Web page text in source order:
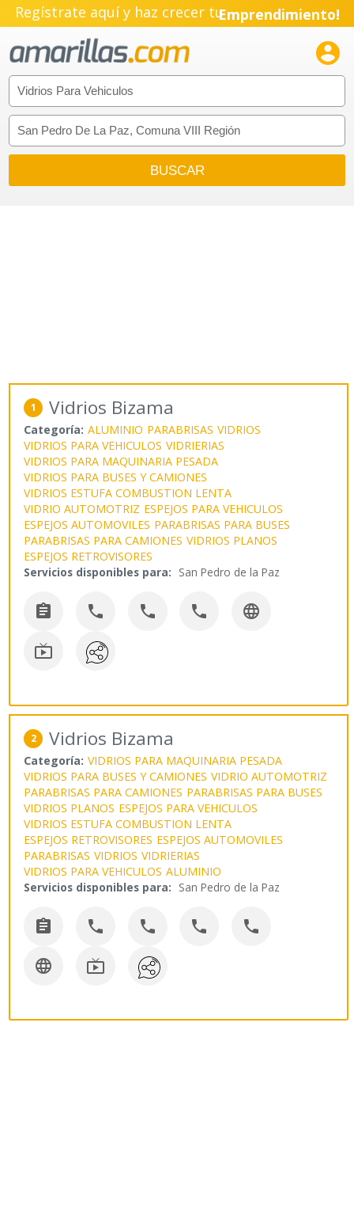
Regístrate aquí y haz crecer tuEmprendimiento!

1 Vidrios Bizama
Categoría: ALUMINIO PARABRISAS VIDRIOS
VIDRIOS PARA VEHICULOS VIDRIERIAS
VIDRIOS PARA MAQUINARIA PESADA
VIDRIOS PARA BUSES Y CAMIONES
VIDRIOS ESTUFA COMBUSTION LENTA
VIDRIO AUTOMOTRIZ ESPEJOS PARA VEHICULOS
ESPEJOS AUTOMOVILES PARABRISAS PARA BUSES
PARABRISAS PARA CAMIONES VIDRIOS PLANOS
ESPEJOS RETROVISORES
Servicios disponibles para: San Pedro de la Paz
    

2 Vidrios Bizama
Categoría: VIDRIOS PARA MAQUINARIA PESADA
VIDRIOS PARA BUSES Y CAMIONES VIDRIO AUTOMOTRIZ
PARABRISAS PARA CAMIONES PARABRISAS PARA BUSES
VIDRIOS PLANOS ESPEJOS PARA VEHICULOS
VIDRIOS ESTUFA COMBUSTION LENTA
ESPEJOS RETROVISORES ESPEJOS AUTOMOVILES
PARABRISAS VIDRIOS VIDRIERIAS
VIDRIOS PARA VEHICULOS ALUMINIO
Servicios disponibles para: San Pedro de la Paz
    
 